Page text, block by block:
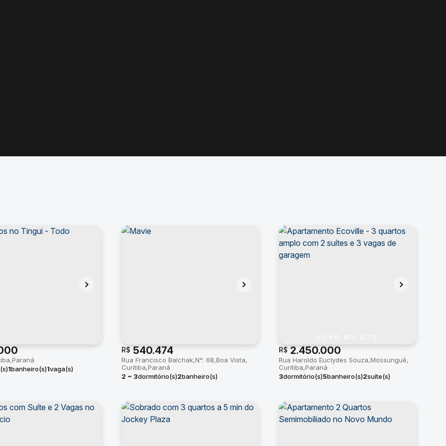
Paraná
1banheiro(s)1vaga(s)
R$ 540.474
Rua Francisco Balchak N°: 68 Boa Vista
Curitiba Paraná
2 ~ 3dormitório(s)2banheiro(s)
R$ 2.450.000
Rua Haroldo Euclydes Souza Mossunguê
Curitiba Paraná
3dormitório(s)5banheiro(s)2suíte(s)